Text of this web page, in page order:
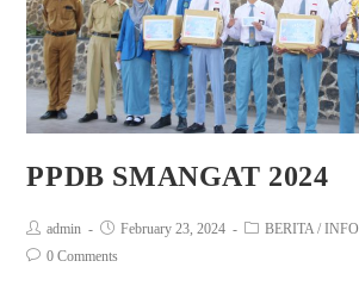
PPDB SMANGAT 2024
admin February 23, 2024 BERITA / INFO
0 Comments